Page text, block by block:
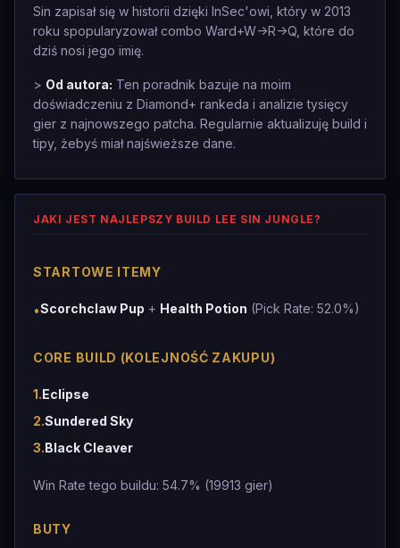
Sin zapisał się w historii dzięki InSec'owi, który w 2013
roku spopularyzował combo Ward+W->R->Q, które do
dziś nosi jego imię.
> Od autora: Ten poradnik bazuje na moim
doświadczeniu z Diamond+ rankeda i analizie tysięcy
gier z najnowszego patcha. Regularnie aktualizuję build i
tipy, żebyś miał najświeższe dane.
JAKI JEST NAJLEPSZY BUILD LEE SIN JUNGLE?
STARTOWE ITEMY
•Scorchclaw Pup + Health Potion (Pick Rate: 52.0%)
CORE BUILD (KOLEJNOŚĆ ZAKUPU)
1.Eclipse
2.Sundered Sky
3.Black Cleaver
Win Rate tego buildu: 54.7% (19913 gier)
BUTY